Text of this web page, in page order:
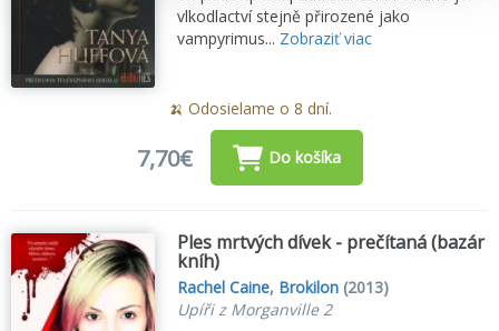
vlkodlactví stejně přirozené jako
vampyrimus... Zobraziť viac
🍌 Odosielame o 8 dní.
7,70€ Do košíka
Ples mrtvých dívek - prečítaná (bazár
kníh)
Rachel Caine, Brokilon (2013)
Upíři z Morganville 2